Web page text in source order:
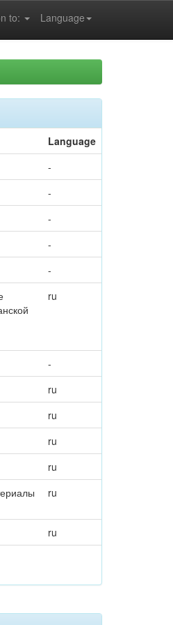
Language
to:
Language
-
-
-
-
-
ru
-
ru
ru
ru
ru
ru
ru